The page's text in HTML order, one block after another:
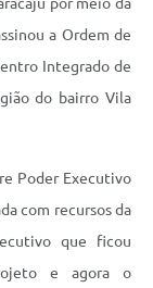
a Ordem de
Integrado de
do bairro Vila
Poder Executivo
com recursos da
que ficou
e agora o